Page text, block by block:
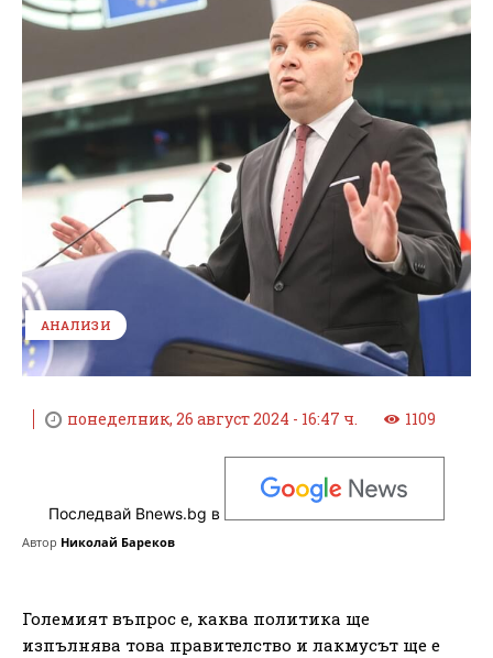
АНАЛИЗИ
понеделник, 26 август 2024 - 16:47 ч. 1109
Последвай Bnews.bg в
Автор Николай Бареков
Големият въпрос е, каква политика ще
изпълнява това правителство и лакмусът ще е